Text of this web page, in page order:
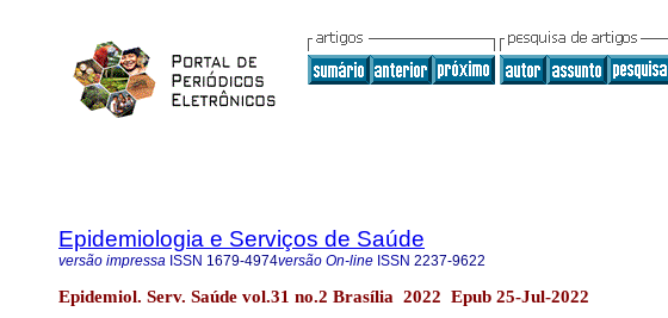
Epidemiologia e Serviços de Saúde
versão impressa ISSN 1679-4974versão On-line ISSN 2237-9622
Epidemiol. Serv. Saúde vol.31 no.2 Brasília 2022 Epub 25-Jul-2022